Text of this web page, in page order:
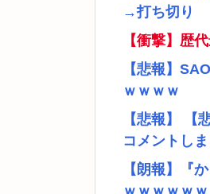
→打ち切り
【衝撃】歴
【悲報】
ｗｗｗｗ
【悲報】 【
コメントし
【朗報】『